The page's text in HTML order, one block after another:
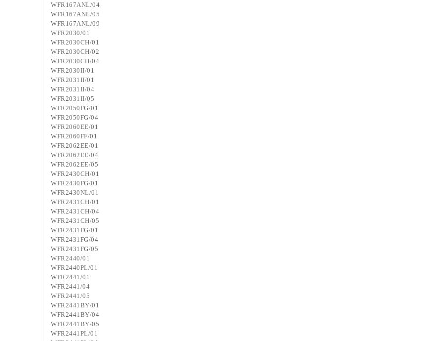
WFR167ANL/04
WFR167ANL/05
WFR167ANL/09
WFR2030/01
WFR2030CH/01
WFR2030CH/02
WFR2030CH/04
WFR2030II/01
WFR2031II/01
WFR2031II/04
WFR2031II/05
WFR2050FG/01
WFR2050FG/04
WFR2060EE/01
WFR2060FF/01
WFR2062EE/01
WFR2062EE/04
WFR2062EE/05
WFR2430CH/01
WFR2430FG/01
WFR2430NL/01
WFR2431CH/01
WFR2431CH/04
WFR2431CH/05
WFR2431FG/01
WFR2431FG/04
WFR2431FG/05
WFR2440/01
WFR2440PL/01
WFR2441/01
WFR2441/04
WFR2441/05
WFR2441BY/01
WFR2441BY/04
WFR2441BY/05
WFR2441PL/01